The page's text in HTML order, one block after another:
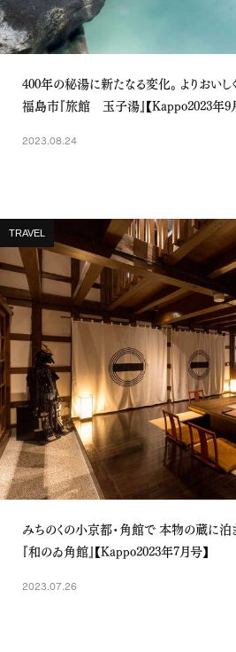
400年の秘湯に新たなる変化。 よりおい
福島市『旅館 玉子湯』【Kappo2023年9
2023.08.24
TRAVEL
みちのくの小京都・角館で 本物の蔵に
『和のゐ角館』【Kappo2023年7月号】
2023.07.26